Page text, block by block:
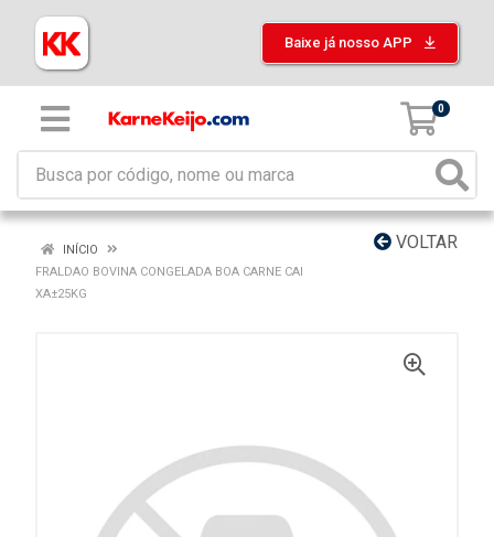
Baixe já nosso APP
0
VOLTAR
INÍCIO
FRALDAO BOVINA CONGELADA BOA CARNE CAI
XA±25KG